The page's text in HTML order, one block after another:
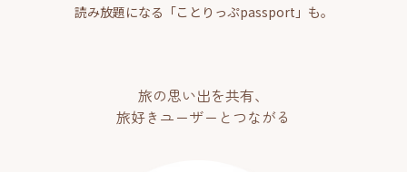
読み放題になる「ことりっぷpassport」も。
旅の思い出を共有、
旅好きユーザーとつながる